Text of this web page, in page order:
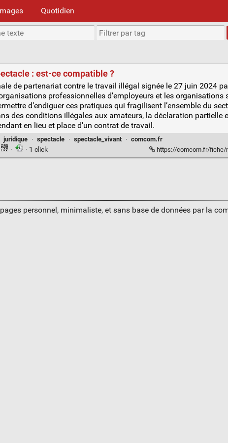
Quotidien
: est-ce compatible ?
de partenariat contre le travail illégal signée le 27 juin 2024
professionnelles d’employeurs et les organisations
d’endiguer ces pratiques qui fragilisent l’ensemble du
des conditions illégales aux amateurs, la déclaration partielle
en lieu et place d’un contrat de travail.
juridique · spectacle · spectacle_vivant · comcom.fr
· · 1 click https://comcom.fr/fiche/micro-
personnel, minimaliste, et sans base de données par la